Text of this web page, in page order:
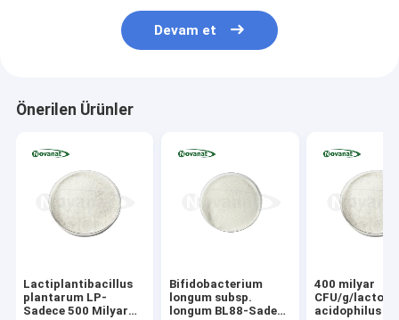
Devam et
Önerilen Ürünler
Lactiplantibacillus
plantarum LP-
Sadece 500 Milyar
Bifidobacterium
longum subsp.
longum BL88-Sadece
400 milyar
CFU/g/
acidophilus